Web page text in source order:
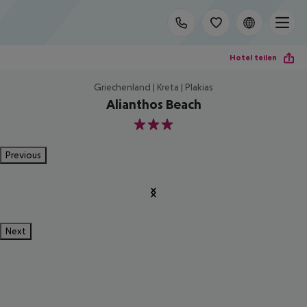
Hotel teilen
Griechenland | Kreta | Plakias
Alianthos Beach
3
Previous
Next